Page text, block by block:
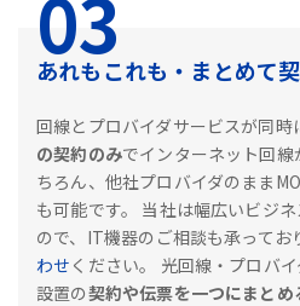
あれもこれも・まとめて契
回線とプロバイダサービスが同時
の契約のみでインターネット回線
ちろん、他社プロバイダのまま
も可能です。
当社は幅広いビジ
ので、IT機器のご相談も承ってお
わせ ください。
光回線・プロバ
設置の契約や伝票を一つにまとめ